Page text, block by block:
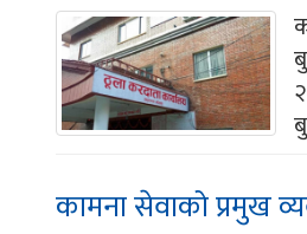
कामना सेवाको प्रमुख